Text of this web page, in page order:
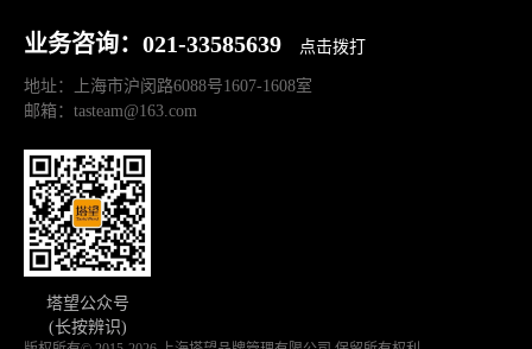
业务咨询：021-33585639 点击拨打
地址：上海市沪闵路6088号1607-1608室
邮箱：tasteam@163.com
塔望公众号
(长按辨识)